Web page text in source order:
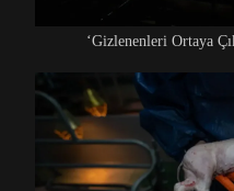
‘Gizlenenleri Ortaya